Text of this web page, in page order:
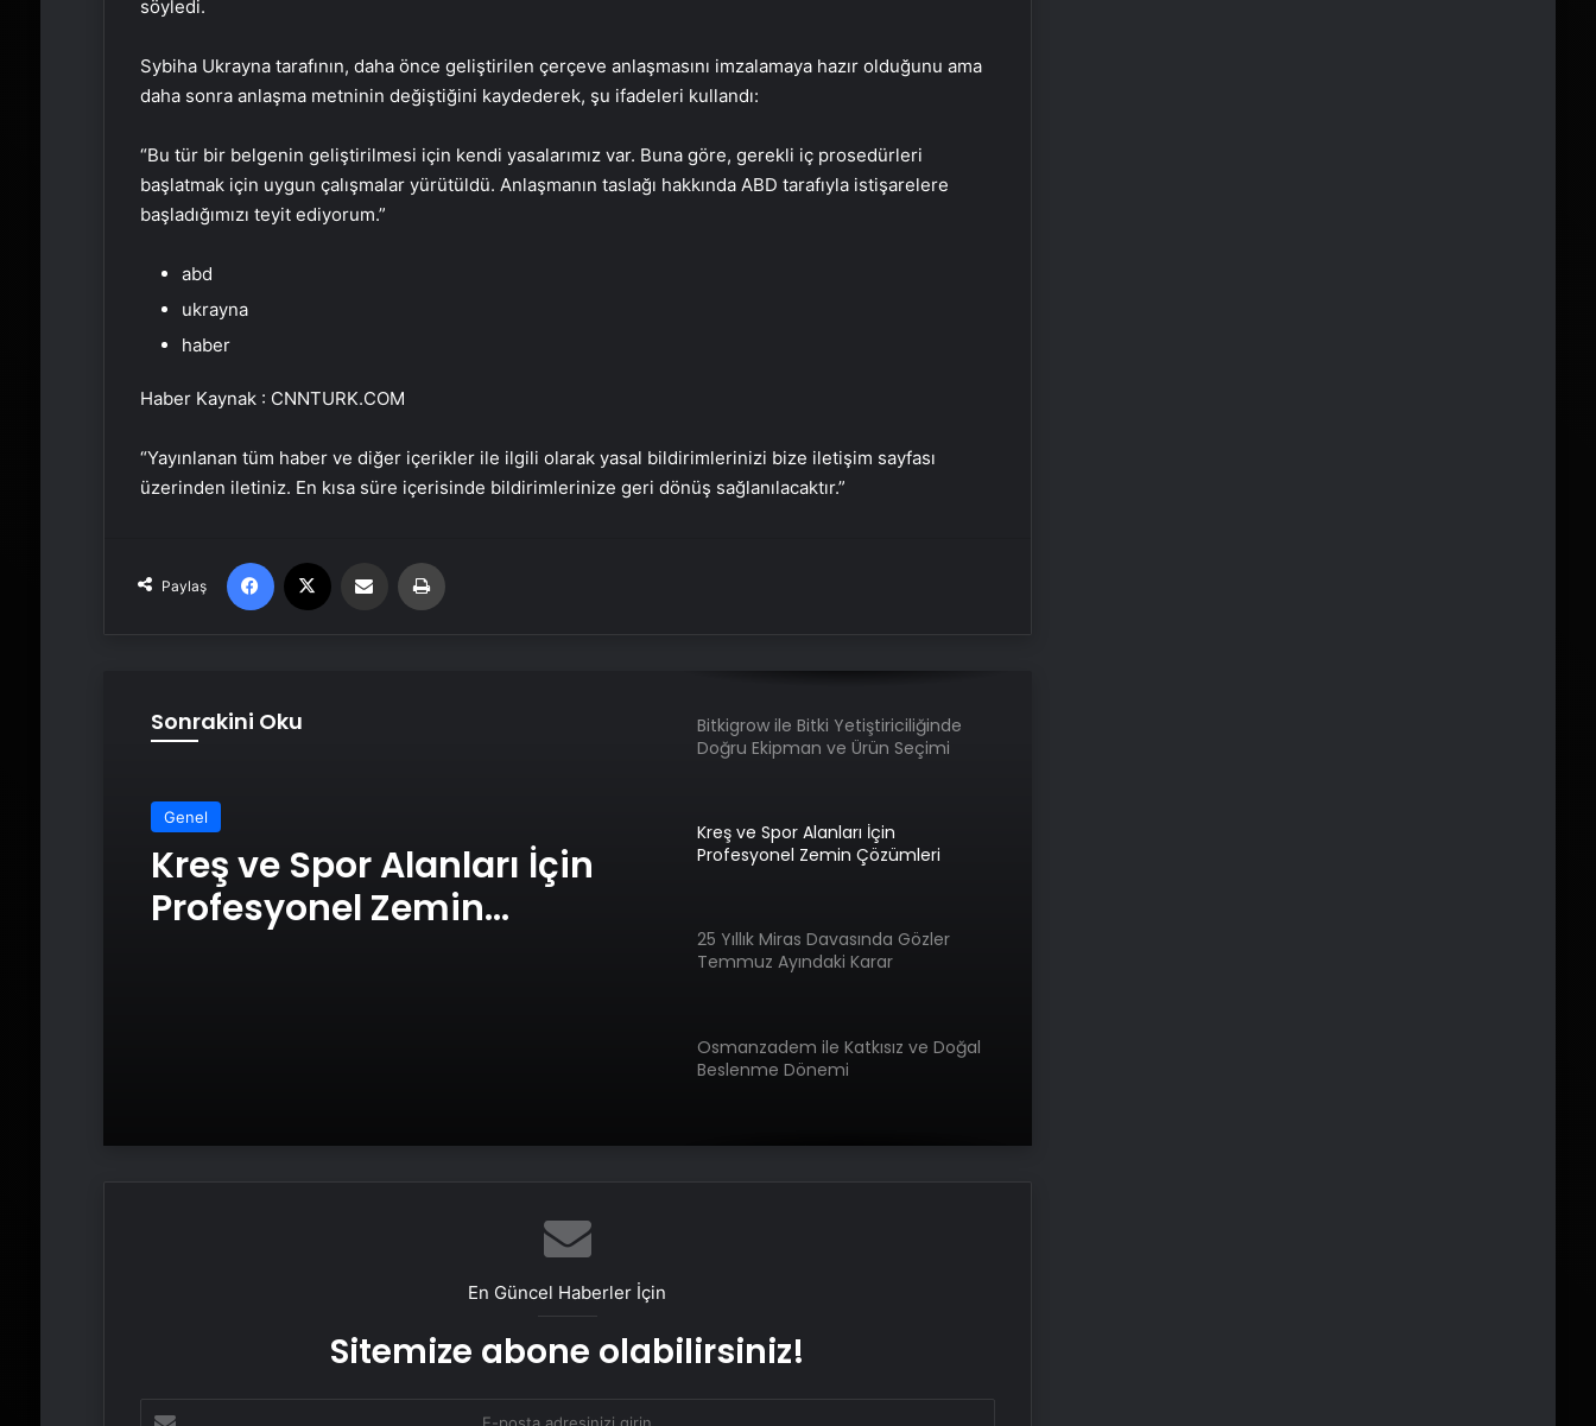
söyledi.
Sybiha Ukrayna tarafının, daha önce geliştirilen çerçeve anlaşmasını imzalamaya hazır olduğunu ama
daha sonra anlaşma metninin değiştiğini kaydederek, şu ifadeleri kullandı:
“Bu tür bir belgenin geliştirilmesi için kendi yasalarımız var. Buna göre, gerekli iç prosedürleri
başlatmak için uygun çalışmalar yürütüldü. Anlaşmanın taslağı hakkında ABD tarafıyla istişarelere
başladığımızı teyit ediyorum.”
abd
ukrayna
haber
Haber Kaynak : CNNTURK.COM
“Yayınlanan tüm haber ve diğer içerikler ile ilgili olarak yasal bildirimlerinizi bize iletişim sayfası
üzerinden iletiniz. En kısa süre içerisinde bildirimlerinize geri dönüş sağlanılacaktır.”
Paylaş
Facebook Email'den paylaş
Sonrakini Oku
Genel
Kreş ve Spor Alanları İçin
Profesyonel Zemin
Zihnin Gizemli Sınırları ve Ötesi :
Bitkigrow ile Bitki Yetiştiriciliğinde
Doğru Ekipman ve Ürün Seçimi
Kreş ve Spor Alanları İçin
Profesyonel Zemin Çözümleri
25 Yıllık Miras Davasında Gözler
Temmuz Ayındaki Karar
Osmanzadem ile Katkısız ve Doğal
Beslenme Dönemi
Ortopodoloji İle Diyabetik Ayak
Sosyox, Sosyal Medyada Büyümenin
En Güncel Haberler İçin
Sitemize abone olabilirsiniz!